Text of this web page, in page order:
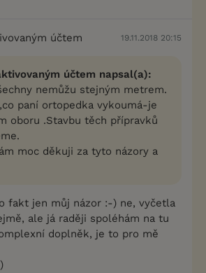
účtem 19.11.2018 20:15
účtem napsal(a):
nemůžu stejným metrem.
paní ortopedka vykoumá-je
oboru .Stavbu těch přípravků
moc děkuji za tyto názory a
fakt jen můj názor :-) ne, vyčetla
ale já raději spoléhám na tu
doplněk, je to pro mě